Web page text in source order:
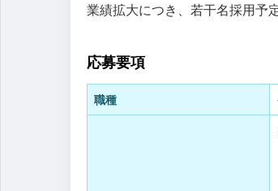
業績拡大につき、若干名採用予
応募要項
職種